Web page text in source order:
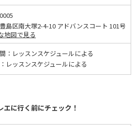
島区南大塚2-4-10 アドバンスコート 101号
地図で見る
： レッスンスケジュールによる
レッスンスケジュールによる
エに行く前にチェック！